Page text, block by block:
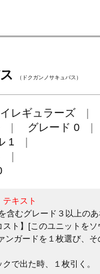
（ドクガンノサキュバス）
レギュラーズ
グレード 0
1
キスト
含むグレード３以上の
ト】[このユニットをソ
ンガードを１枚選び、そ
で出た時、１枚引く。